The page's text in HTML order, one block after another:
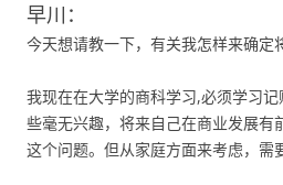
早川：
今天想请教一下，有关我怎样来确定
我现在在大学的商科学习,必须学习
些毫无兴趣，将来自己在商业发展有
这个问题。但从家庭方面来考虑，需